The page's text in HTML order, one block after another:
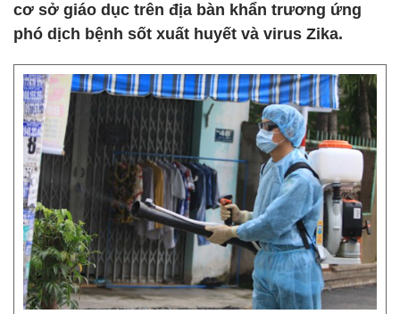
cơ sở giáo dục trên địa bàn khẩn trương ứng
phó dịch bệnh sốt xuất huyết và virus Zika.